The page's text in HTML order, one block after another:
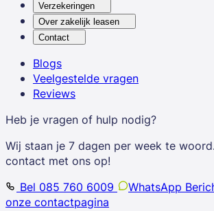
Verzekeringen
Over zakelijk leasen
Contact
Blogs
Veelgestelde vragen
Reviews
Heb je vragen of hulp nodig?
Wij staan je 7 dagen per week te
contact met ons op!
Bel 085 760 6009
WhatsApp
onze contactpagina